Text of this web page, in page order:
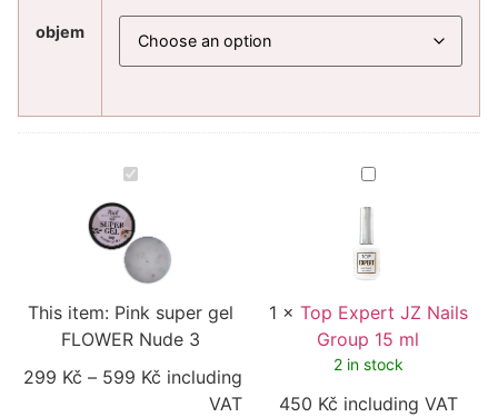
objem
Pink
super
gel
FLOWER
Nude
3
This item: Pink super gel
FLOWER Nude 3
299 Kč – 599 Kč including
VAT
Top
Expert
JZ
Nails
Group
15
ml
1 × Top Expert JZ Nails
Group 15 ml
2 in stock
450 Kč including VAT